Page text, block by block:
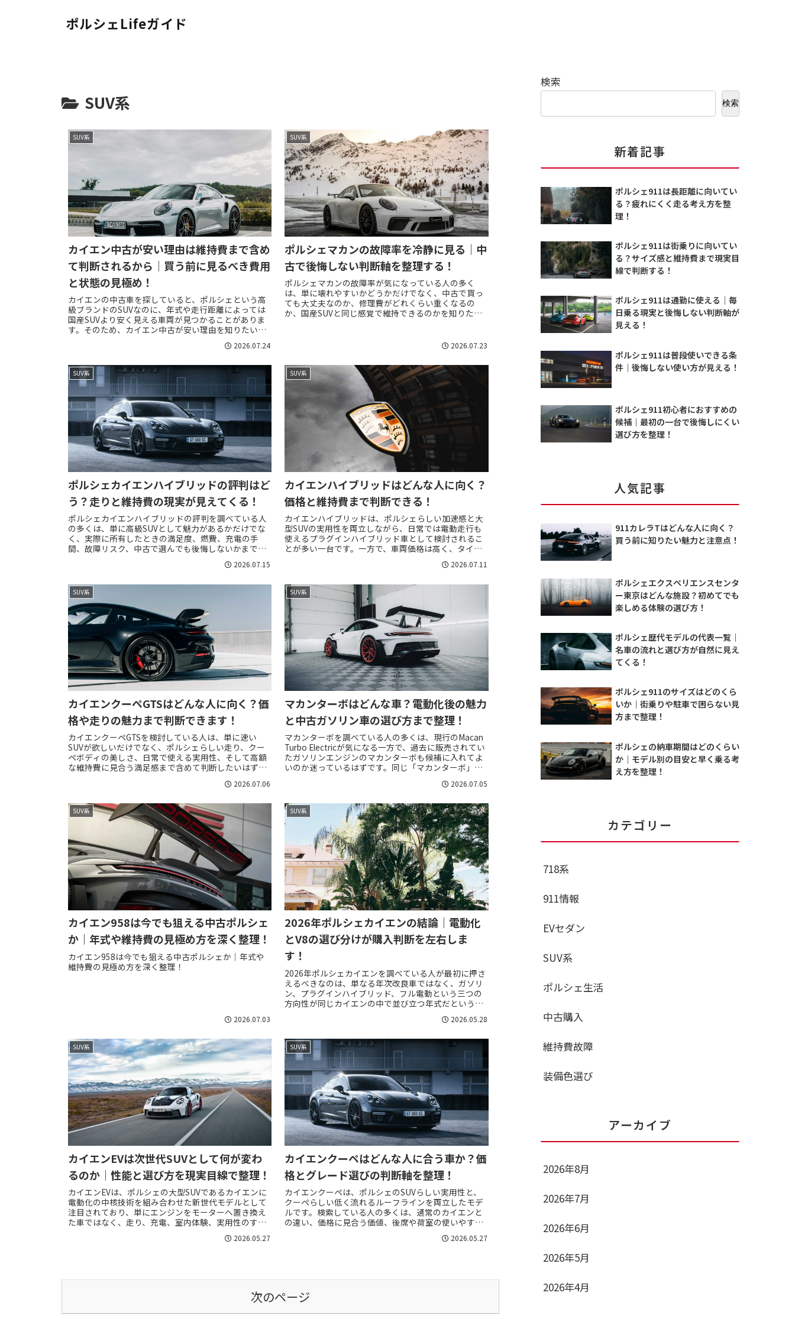
ポルシェLifeガイド
SUV系
SUV系
カイエン中古が安い理由は維持費まで含め
て判断されるから｜買う前に見るべき費用
と状態の見極め！
カイエンの中古車を探していると、ポルシェという高
級ブランドのSUVなのに、年式や走行距離によっては
国産SUVより安く見える車両が見つかることがありま
す。そのため、カイエン中古が安い理由を知りたい人
2026.07.24
SUV系
ポルシェマカンの故障率を冷静に見る｜中
古で後悔しない判断軸を整理する！
ポルシェマカンの故障率が気になっている人の多く
は、単に壊れやすいかどうかだけでなく、中古で買っ
ても大丈夫なのか、修理費がどれくらい重くなるの
か、国産SUVと同じ感覚で維持できるのかを知りたい
2026.07.23
SUV系
ポルシェカイエンハイブリッドの評判はど
う？走りと維持費の現実が見えてくる！
ポルシェカイエンハイブリッドの評判を調べている人
の多くは、単に高級SUVとして魅力があるかだけでな
く、実際に所有したときの満足度、燃費、充電の手
間、故障リスク、中古で選んでも後悔しないかまで知
りたいはずです。カイエンのハイブリッドは、一般的...
2026.07.15
SUV系
カイエンハイブリッドはどんな人に向く？
価格と維持費まで判断できる！
カイエンハイブリッドは、ポルシェらしい加速感と大
型SUVの実用性を両立しながら、日常では電動走行も
使えるプラグインハイブリッド車として検討されるこ
とが多い一台です。一方で、車両価格は高く、タイヤ
やブレーキ、保険、車検、充電環境、バッテリー関...
2026.07.11
SUV系
カイエンクーペGTSはどんな人に向く？価
格や走りの魅力まで判断できます！
カイエンクーペGTSを検討している人は、単に速い
SUVが欲しいだけでなく、ポルシェらしい走り、クー
ペボディの美しさ、日常で使える実用性、そして高額
な維持費に見合う満足感まで含めて判断したいはずで
2026.07.06
SUV系
マカンターボはどんな車？電動化後の魅力
と中古ガソリン車の選び方まで整理！
マカンターボを調べている人の多くは、現行のMacan
Turbo Electricが気になる一方で、過去に販売されてい
たガソリンエンジンのマカンターボも候補に入れてよ
いのか迷っているはずです。同じ「マカンターボ」と
2026.07.05
SUV系
カイエン958は今でも狙える中古ポルシェ
か｜年式や維持費の見極め方を深く整理！
カイエン958は今でも狙える中古ポルシェか｜年式や
維持費の見極め方を深く整理！
2026.07.03
SUV系
2026年ポルシェカイエンの結論｜電動化
とV8の選び分けが購入判断を左右しま
す！
2026年ポルシェカイエンを調べている人が最初に押さ
えるべきなのは、単なる年次改良車ではなく、ガソリ
ン、プラグインハイブリッド、フル電動という三つの
方向性が同じカイエンの中で並び立つ年式だという点
2026.05.28
SUV系
カイエンEVは次世代SUVとして何が変わ
るのか｜性能と選び方を現実目線で整理！
カイエンEVは、ポルシェの大型SUVであるカイエンに
電動化の中核技術を組み合わせた新世代モデルとして
注目されており、単にエンジンをモーターへ置き換え
た車ではなく、走り、充電、室内体験、実用性のすべ
2026.05.27
SUV系
カイエンクーペはどんな人に合う車か？価
格とグレード選びの判断軸を整理！
カイエンクーペは、ポルシェのSUVらしい実用性と、
クーペらしい低く流れるルーフラインを両立したモデ
ルです。検索している人の多くは、通常のカイエンと
の違い、価格に見合う価値、後席や荷室の使いやす
2026.05.27
次のページ
検索
検索
新着記事
ポルシェ911は長距離に向いてい
る？疲れにくく走る考え方を整
理！
ポルシェ911は街乗りに向いてい
る？サイズ感と維持費まで現実目
線で判断する！
ポルシェ911は通勤に使える｜毎
日乗る現実と後悔しない判断軸が
見える！
ポルシェ911は普段使いできる条
件｜後悔しない使い方が見える！
ポルシェ911初心者におすすめの
候補｜最初の一台で後悔しにくい
選び方を整理！
人気記事
911カレラTはどんな人に向く？
買う前に知りたい魅力と注意点！
ポルシェエクスペリエンスセンタ
ー東京はどんな施設？初めてでも
楽しめる体験の選び方！
ポルシェ歴代モデルの代表一覧｜
名車の流れと選び方が自然に見え
てくる！
ポルシェ911のサイズはどのくら
いか｜街乗りや駐車で困らない見
方まで整理！
ポルシェの納車期間はどのくらい
か｜モデル別の目安と早く乗る考
え方を整理！
カテゴリー
718系
911情報
EVセダン
SUV系
ポルシェ生活
中古購入
維持費故障
装備色選び
アーカイブ
2026年8月
2026年7月
2026年6月
2026年5月
2026年4月